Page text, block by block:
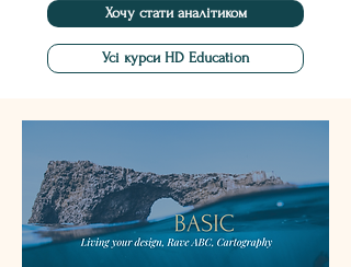
Хочу стати аналітиком
Усі курси HD Education